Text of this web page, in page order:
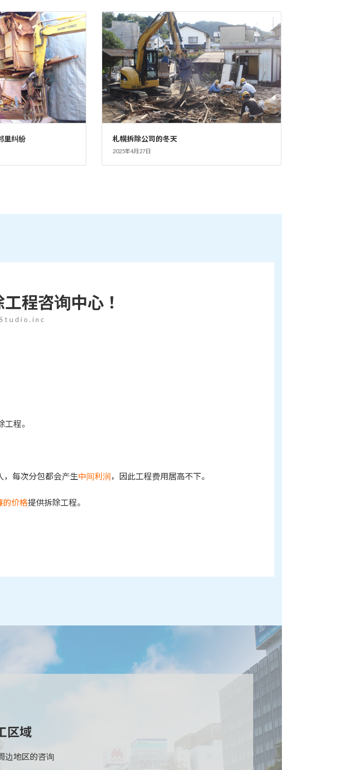
里纠纷 札幌拆除公司的冬天
2025年4月27日
程咨询中心！
程。
，每次分包都会产生中间利润，因此工程费用居高不下。
的价格提供拆除工程。
区域
边地区的咨询